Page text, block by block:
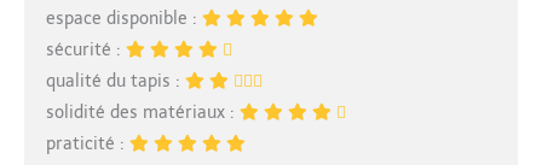
espace disponible :
sécurité :
qualité du tapis :
solidité des matériaux :
praticité :